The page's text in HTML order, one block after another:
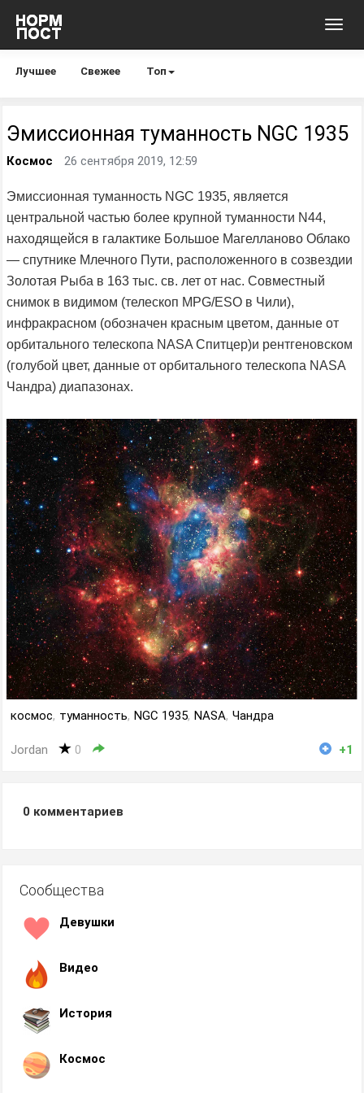
Лучшее Свежее Топ
Эмиссионная туманность NGC 1935
Космос 26 сентября 2019, 12:59
Эмиссионная туманность NGC 1935, является
центральной частью более крупной туманности N44,
находящейся в галактике Большое Магелланово Облако
— спутнике Млечного Пути, расположенного в созвездии
Золотая Рыба в 163 тыс. св. лет от нас. Совместный
снимок в видимом (телескоп MPG/ESO в Чили),
инфракрасном (обозначен красным цветом, данные от
орбитального телескопа NASA Спитцер)и рентгеновском
(голубой цвет, данные от орбитального телескопа NASA
Чандра) диапазонах.
космос, туманность, NGC 1935, NASA, Чандра
Jordan 0 +1
0 комментариев
Сообщества
Девушки
Видео
История
Космос